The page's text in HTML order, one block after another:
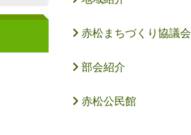
赤松まちづくり協議会
部会紹介
赤松公民館